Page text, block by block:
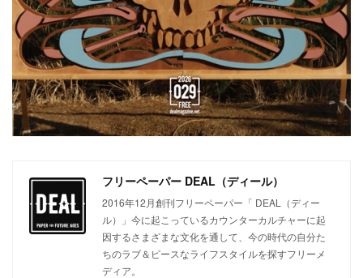
フリーペーパー DEAL（ディール）
2016年12月創刊フリーペーパー「 DEAL（ディー
ル）」今に起こっているカウンターカルチャーに起
因するさまざまな文化を通して、今の時代の自分た
ちのラブ＆ピースなライフスタイルを探すフリーメ
ディア。